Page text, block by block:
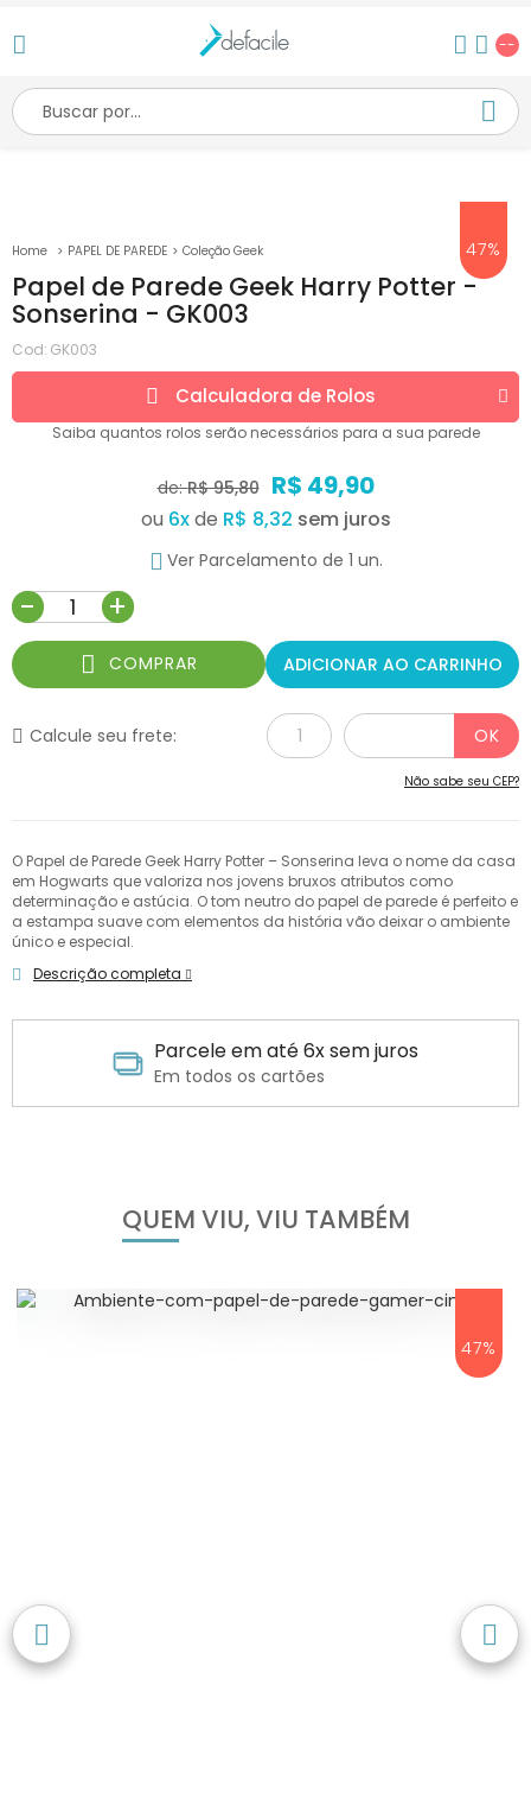
--
47%
PAPEL DE PAREDE Coleção Geek
Papel de Parede Geek Harry Potter -
Sonserina - GK003
Cod: GK003
Calculadora de Rolos
Saiba quantos rolos serão necessários para a sua parede
de:R$ 95,80 R$ 49,90
ou 6xde R$ 8,32
Ver Parcelamento de 1 un.
- +
COMPRAR ADICIONAR AO CARRINHO
Calcule seu frete:
Não sabe seu CEP?
O Papel de Parede Geek Harry Potter – Sonserina leva o nome da casa
em Hogwarts que valoriza nos jovens bruxos atributos como
determinação e astúcia. O tom neutro do papel de parede é perfeito e
a estampa suave com elementos da história vão deixar o ambiente
único e especial.
Descrição completa
Parcele em até 6x sem juros
Em todos os cartões
QUEM VIU, VIU TAMBÉM
47%